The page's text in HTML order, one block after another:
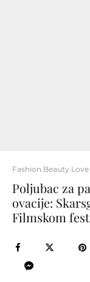
Fashion.Beauty.Love
Poljubac za
ovacije:
Filmskom